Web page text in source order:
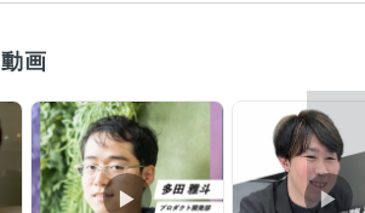
画
▶︎ ▶︎